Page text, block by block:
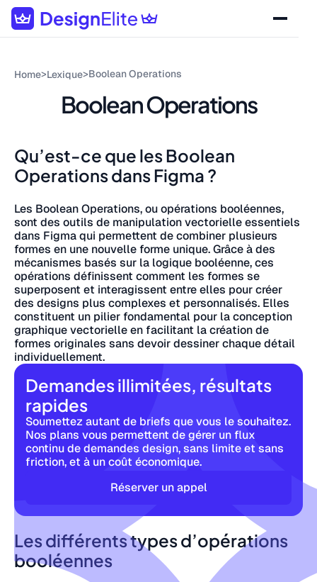
Home>Lexique>Boolean Operations
Boolean Operations
Qu’est-ce que les Boolean
Operations dans Figma ?
Les Boolean Operations, ou opérations booléennes,
sont des outils de manipulation vectorielle essentiels
dans Figma qui permettent de combiner plusieurs
formes en une nouvelle forme unique. Grâce à des
mécanismes basés sur la logique booléenne, ces
opérations définissent comment les formes se
superposent et interagissent entre elles pour créer
des designs plus complexes et personnalisés. Elles
constituent un pilier fondamental pour la conception
graphique vectorielle en facilitant la création de
formes originales sans devoir dessiner chaque détail
individuellement.
Demandes illimitées, résultats
rapides
Soumettez autant de briefs que vous le souhaitez.
Nos plans vous permettent de gérer un flux
continu de demandes design, sans limite et sans
friction, et à un coût économique.
Réserver un appel
Les différents types d’opérations
booléennes